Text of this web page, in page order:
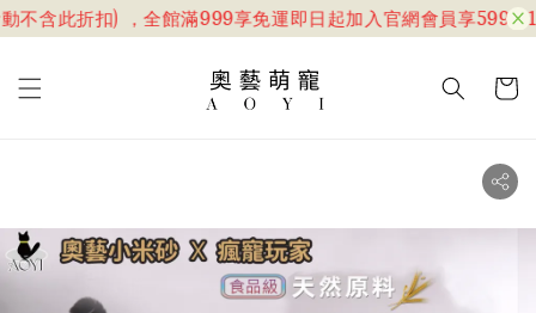
含此折扣) ，全館滿999享免運即日起加入官網會員享599折